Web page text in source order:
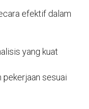
efektif dalam
yang kuat
sesuai